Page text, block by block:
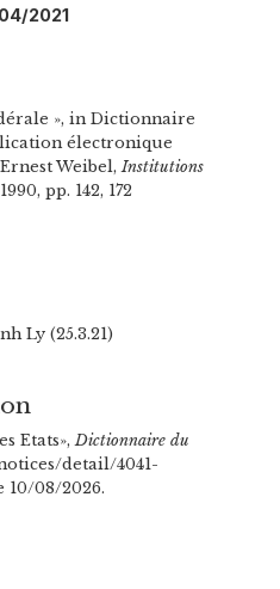
2021
», in Dictionnaire
électronique
Weibel, Institutions
pp. 142, 172
Ly (25.3.21)
Etats»,Dictionnaire du
detail/4041-
10/08/2026.